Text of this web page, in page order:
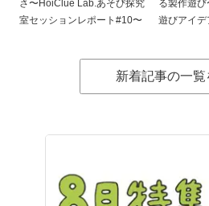
さ〜HoiClue Lab.あそび探究
室セッションレポート#10〜
る製作遊
遊びアイ
新着記事の一覧